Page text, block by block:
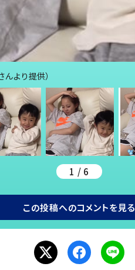
より提供）
1 / 6
この投稿へのコメントを見る